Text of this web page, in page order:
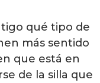
qué tipo de
más sentido
que está en
de la silla que